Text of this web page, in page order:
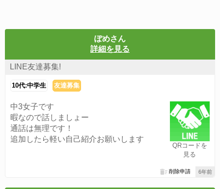
ぽめさん
詳細を見る
LINE友達募集!
10代:中学生 友達募集
QRコードを
見る
中3女子です
暇なので話しましょー
通話は無理です！
追加したら軽い自己紹介お願いします
6年前
削除申請